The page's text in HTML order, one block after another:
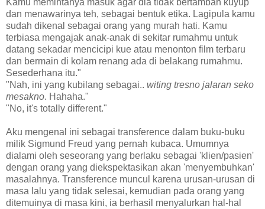
Kamu memintanya masuk agar dia tidak bertambah kuyup
dan menawarinya teh, sebagai bentuk etika. Lagipula kamu
sudah dikenal sebagai orang yang murah hati. Kamu
terbiasa mengajak anak-anak di sekitar rumahmu untuk
datang sekadar mencicipi kue atau menonton film terbaru
dan bermain di kolam renang ada di belakang rumahmu.
Sesederhana itu."
"Nah, ini yang kubilang sebagai.. witing tresno jalaran seko
mesakno. Hahaha."
"No, it's totally different."
Aku mengenal ini sebagai transference dalam buku-buku
milik Sigmund Freud yang pernah kubaca. Umumnya
dialami oleh seseorang yang berlaku sebagai 'klien/pasien'
dengan orang yang diekspektasikan akan 'menyembuhkan'
masalahnya. Transference muncul karena urusan-urusan di
masa lalu yang tidak selesai, kemudian pada orang yang
ditemuinya di masa kini, ia berhasil menyalurkan hal-hal